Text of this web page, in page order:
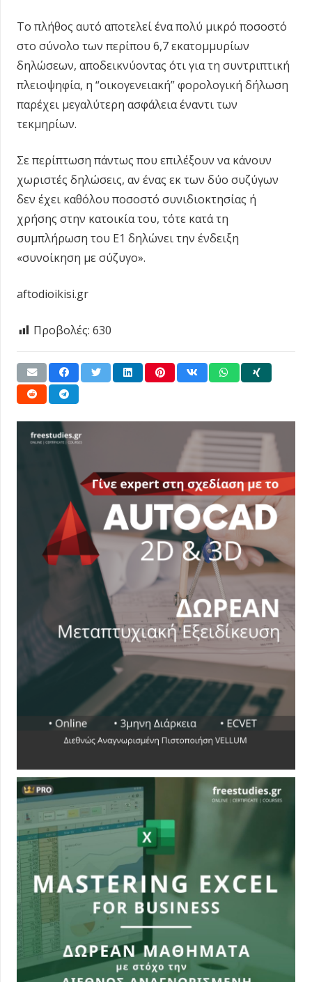
Το πλήθος αυτό αποτελεί ένα πολύ μικρό ποσοστό
στο σύνολο των περίπου 6,7 εκατομμυρίων
δηλώσεων, αποδεικνύοντας ότι για τη συντριπτική
πλειοψηφία, η “οικογενειακή” φορολογική δήλωση
παρέχει μεγαλύτερη ασφάλεια έναντι των
τεκμηρίων.
Σε περίπτωση πάντως που επιλέξουν να κάνουν
χωριστές δηλώσεις, αν ένας εκ των δύο συζύγων
δεν έχει καθόλου ποσοστό συνιδιοκτησίας ή
χρήσης στην κατοικία του, τότε κατά τη
συμπλήρωση του Ε1 δηλώνει την ένδειξη
«συνοίκηση με σύζυγο».
aftodioikisi.gr
Προβολές: 630